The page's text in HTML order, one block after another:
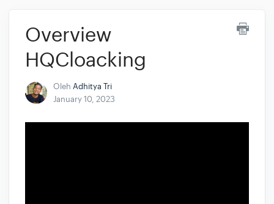
Overview
HQCloacking
Oleh Adhitya Tri
January 10, 2023